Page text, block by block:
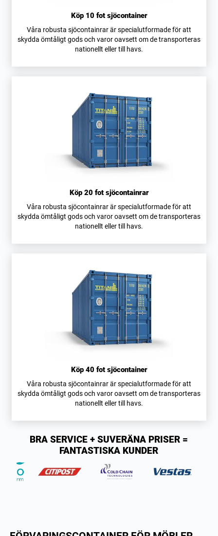
Köp 10 fot sjöcontainer
Våra robusta sjöcontainrar är specialutformade för att
skydda ömtåligt gods och varor oavsett om de transporteras
nationellt eller till havs.
Köp 20 fot sjöcontainrar
Våra robusta sjöcontainrar är specialutformade för att
skydda ömtåligt gods och varor oavsett om de transporteras
nationellt eller till havs.
Köp 40 fot sjöcontainer
Våra robusta sjöcontainrar är specialutformade för att
skydda ömtåligt gods och varor oavsett om de transporteras
nationellt eller till havs.
BRA SERVICE + SUVERÄNA PRISER =
FANTASTISKA KUNDER